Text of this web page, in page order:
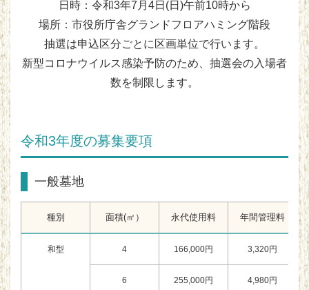
日時：令和3年7月4日(日)午前10時から
場所：市役所庁舎グランドフロアハミング階段
抽選は申込区分ごとに区画単位で行います。
新型コロナウイルス感染予防のため、抽選会の入場者
数を制限します。
令和3年度の募集要項
一般墓地
種別 面積(㎡） 永代使用料 年間管理料
和型 4 166,000円 3,320円
6 255,000円 4,980円